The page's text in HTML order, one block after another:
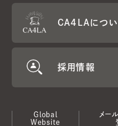
CA4LAにつ
採用情報
Global
Website
メー